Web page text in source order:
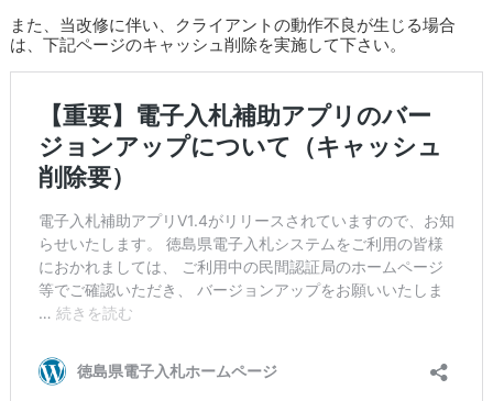
また、当改修に伴い、クライアントの動作不良が生じる場合
は、下記ページのキャッシュ削除を実施して下さい。